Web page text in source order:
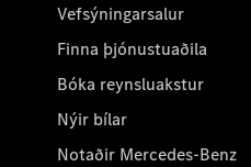
Vefsýningarsalur
Finna þjónustuaðila
Bóka reynsluakstur
Nýir bílar
Notaðir Mercedes-Benz